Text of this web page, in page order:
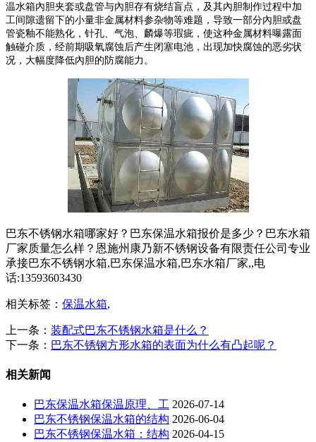
温水箱內胆夹套或盘管与內胆存有烧结盲点，及其內胆制作过程中加
工间隙遗留下的小量非金属材料参杂物等难题，导致一部分內胆或盘
管瓷釉不能熟化，针孔、气泡、麟爆等瑕疵，使这种金属材料曝露面
触碰介质，经前期吸氧腐蚀后产生闭塞电池，出现加快腐蚀的恶劣状
况，大幅度降低內胆的防腐能力。
巴东不锈钢水箱哪家好？巴东保温水箱报价是多少？巴东水箱
厂家质量怎么样？恩施州康乃新不锈钢设备有限责任公司专业
承接巴东不锈钢水箱,巴东保温水箱,巴东水箱厂家,,电
话:13593603430
相关标签： 保温水箱,
上一条： 装配式巴东不锈钢水箱是什么？
下一条： 巴东不锈钢方形水箱的表面为什么有凸起呢？
相关新闻
巴东保温水箱保温原理、工 2026-07-14
巴东不锈钢保温水箱的结构 2026-06-04
巴东不锈钢保温水箱：结构 2026-04-15